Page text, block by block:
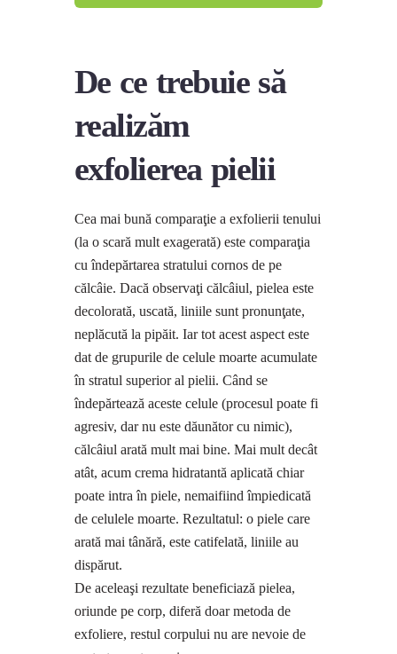
De ce trebuie să
realizăm
exfolierea pielii
Cea mai bună comparaţie a exfolierii tenului
(la o scară mult exagerată) este comparaţia
cu îndepărtarea stratului cornos de pe
călcâie. Dacă observaţi călcâiul, pielea este
decolorată, uscată, liniile sunt pronunţate,
neplăcută la pipăit. Iar tot acest aspect este
dat de grupurile de celule moarte acumulate
în stratul superior al pielii. Când se
îndepărtează aceste celule (procesul poate fi
agresiv, dar nu este dăunător cu nimic),
călcâiul arată mult mai bine. Mai mult decât
atât, acum crema hidratantă aplicată chiar
poate intra în piele, nemaifiind împiedicată
de celulele moarte. Rezultatul: o piele care
arată mai tânără, este catifelată, liniile au
dispărut.
De aceleaşi rezultate beneficiază pielea,
oriunde pe corp, diferă doar metoda de
exfoliere, restul corpului nu are nevoie de